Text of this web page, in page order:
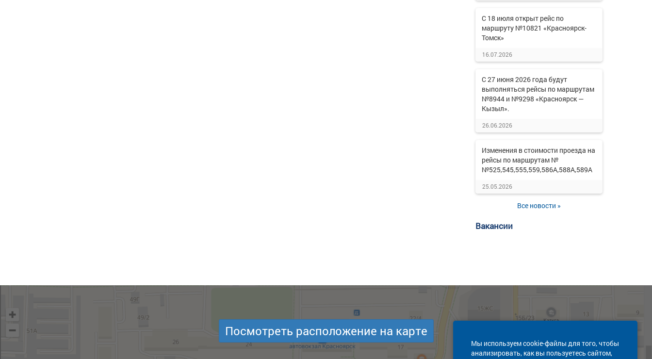
С 18 июля открыт рейс по
маршруту №10821 «Красноярск-
Томск»
16.07.2026
С 27 июня 2026 года будут
выполняться рейсы по маршрутам
№8944 и №9298 «Красноярск —
Кызыл».
26.06.2026
Изменения в стоимости проезда на
рейсы по маршрутам №
№525,545,555,559,586А,588А,589А
25.05.2026
Все новости »
Вакансии
Мы используем cookie-файлы для того, чтобы
анализировать, как вы пользуетесь сайтом,
Посмотреть расположение на карте